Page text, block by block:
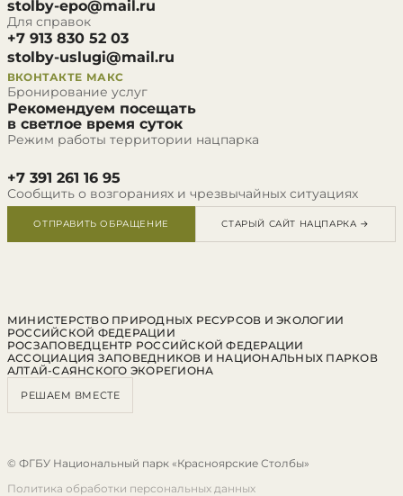
stolby-epo@mail.ru
Для справок
+7 913 830 52 03
stolby-uslugi@mail.ru
ВКОНТАКТЕ МАКС
Бронирование услуг
Рекомендуем посещать
в светлое время суток
Режим работы территории нацпарка
+7 391 261 16 95
Сообщить о возгораниях и чрезвычайных ситуациях
ОТПРАВИТЬ ОБРАЩЕНИЕ СТАРЫЙ САЙТ НАЦПАРКА →
МИНИСТЕРСТВО ПРИРОДНЫХ РЕСУРСОВ И ЭКОЛОГИИ
РОССИЙСКОЙ ФЕДЕРАЦИИ
РОСЗАПОВЕДЦЕНТР РОССИЙСКОЙ ФЕДЕРАЦИИ
АССОЦИАЦИЯ ЗАПОВЕДНИКОВ И НАЦИОНАЛЬНЫХ ПАРКОВ
АЛТАЙ-САЯНСКОГО ЭКОРЕГИОНА
РЕШАЕМ ВМЕСТЕ
© ФГБУ Национальный парк «Красноярские Столбы»
Политика обработки персональных данных